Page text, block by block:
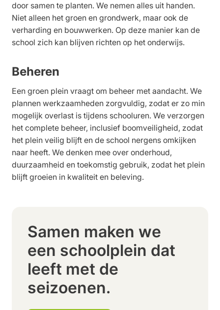
door samen te planten. We nemen alles uit handen.
Niet alleen het groen en grondwerk, maar ook de
verharding en bouwwerken. Op deze manier kan de
school zich kan blijven richten op het onderwijs.
Beheren
Een groen plein vraagt om beheer met aandacht. We
plannen werkzaamheden zorgvuldig, zodat er zo min
mogelijk overlast is tijdens schooluren. We verzorgen
het complete beheer, inclusief boomveiligheid, zodat
het plein veilig blijft en de school nergens omkijken
naar heeft. We denken mee over onderhoud,
duurzaamheid en toekomstig gebruik, zodat het plein
blijft groeien in kwaliteit en beleving.
Samen maken we
een schoolplein dat
leeft met de
seizoenen.